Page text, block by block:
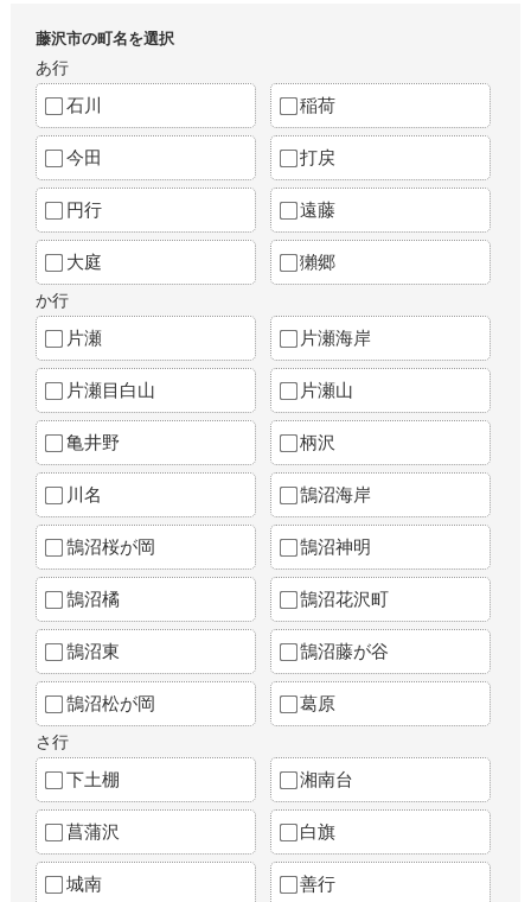
藤沢市の町名を選択
あ行
石川 稲荷
今田 打戻
円行 遠藤
大庭 獺郷
か行
片瀬 片瀬海岸
片瀬目白山 片瀬山
亀井野 柄沢
川名 鵠沼海岸
鵠沼桜が岡 鵠沼神明
鵠沼橘 鵠沼花沢町
鵠沼東 鵠沼藤が谷
鵠沼松が岡 葛原
さ行
下土棚 湘南台
菖蒲沢 白旗
城南 善行